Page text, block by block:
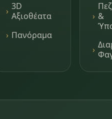
3D
Αξιοθέατα
Πανόραμα
&